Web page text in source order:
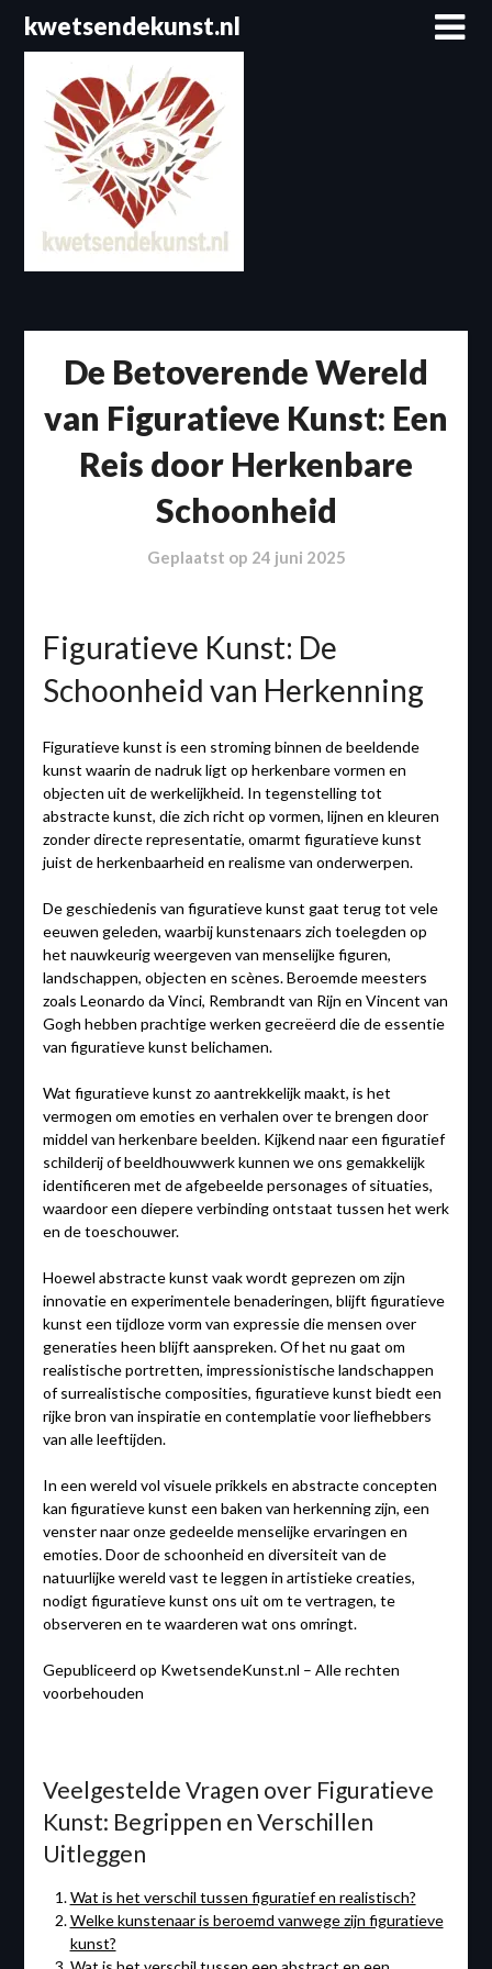
Spring
naar
inhoud
kwetsendekunst.nl
De Betoverende Wereld
van Figuratieve Kunst: Een
Reis door Herkenbare
Schoonheid
Geplaatst op 24 juni 2025
Figuratieve Kunst: De
Schoonheid van Herkenning
Figuratieve kunst is een stroming binnen de beeldende
kunst waarin de nadruk ligt op herkenbare vormen en
objecten uit de werkelijkheid. In tegenstelling tot
abstracte kunst, die zich richt op vormen, lijnen en kleuren
zonder directe representatie, omarmt figuratieve kunst
juist de herkenbaarheid en realisme van onderwerpen.
De geschiedenis van figuratieve kunst gaat terug tot vele
eeuwen geleden, waarbij kunstenaars zich toelegden op
het nauwkeurig weergeven van menselijke figuren,
landschappen, objecten en scènes. Beroemde meesters
zoals Leonardo da Vinci, Rembrandt van Rijn en Vincent van
Gogh hebben prachtige werken gecreëerd die de essentie
van figuratieve kunst belichamen.
Wat figuratieve kunst zo aantrekkelijk maakt, is het
vermogen om emoties en verhalen over te brengen door
middel van herkenbare beelden. Kijkend naar een figuratief
schilderij of beeldhouwwerk kunnen we ons gemakkelijk
identificeren met de afgebeelde personages of situaties,
waardoor een diepere verbinding ontstaat tussen het werk
en de toeschouwer.
Hoewel abstracte kunst vaak wordt geprezen om zijn
innovatie en experimentele benaderingen, blijft figuratieve
kunst een tijdloze vorm van expressie die mensen over
generaties heen blijft aanspreken. Of het nu gaat om
realistische portretten, impressionistische landschappen
of surrealistische composities, figuratieve kunst biedt een
rijke bron van inspiratie en contemplatie voor liefhebbers
van alle leeftijden.
In een wereld vol visuele prikkels en abstracte concepten
kan figuratieve kunst een baken van herkenning zijn, een
venster naar onze gedeelde menselijke ervaringen en
emoties. Door de schoonheid en diversiteit van de
natuurlijke wereld vast te leggen in artistieke creaties,
nodigt figuratieve kunst ons uit om te vertragen, te
observeren en te waarderen wat ons omringt.
Gepubliceerd op KwetsendeKunst.nl – Alle rechten
voorbehouden
Veelgestelde Vragen over Figuratieve
Kunst: Begrippen en Verschillen
Uitleggen
Wat is het verschil tussen figuratief en realistisch?
Welke kunstenaar is beroemd vanwege zijn figuratieve
kunst?